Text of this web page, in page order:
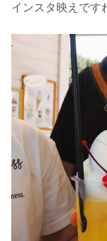
インスタ映えです